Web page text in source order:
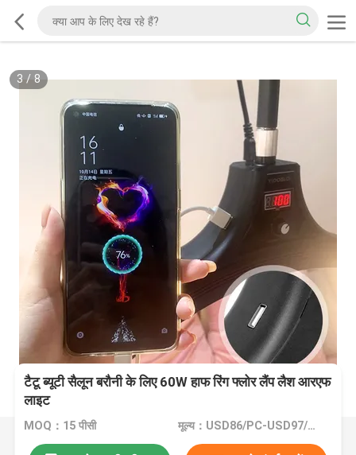
3 / 8
टैटू ब्यूटी सैलून बरौनी के लिए 60W हाफ रिंग फ्लोर लैंप लैश आरएफ
लाइट
MOQ：15 पीसी मूल्य：USD86/PC-USD97/PC